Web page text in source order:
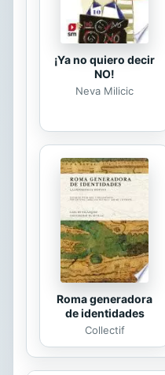
¡Ya no quiero decir
NO!
Neva Milicic
Roma generadora
de identidades
Collectif